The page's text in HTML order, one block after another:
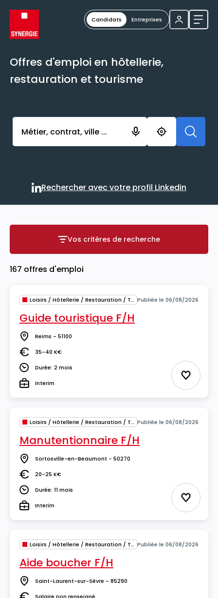
Candidats Entreprises
Offres d'emploi en hôtellerie,
restauration et tourisme
Activer l’élément pour lancer l’enregistrement.
Rechercher avec votre
Rechercher avec votre profil Linkedin
Vos critères de recherche
Vos critères de recherche
167 offres d'emploi
Loisirs / Hôtellerie / Restauration / Tourisme Publiée le 06/08/2026
Guide touristique F/H
Lieu Reims - 51100
Salaire35-40 K€
DuréeDurée: 2 mois
TypeInterim Ajouter
Loisirs / Hôtellerie / Restauration / Tourisme Publiée le 06/08/2026
Manutentionnaire F/H
Lieu Sortosville-en-Beaumont - 50270
Salaire20-25 K€
DuréeDurée: 11 mois
TypeInterim Ajouter
Loisirs / Hôtellerie / Restauration / Tourisme Publiée le 06/08/2026
Aide boucher F/H
Lieu Saint-Laurent-sur-Sèvre - 85290